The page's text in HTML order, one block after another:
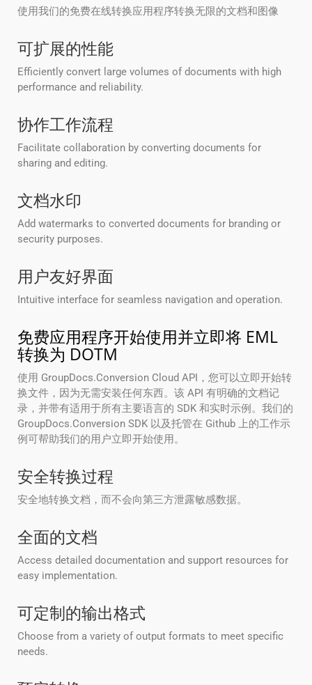
使用我们的免费在线转换应用程序转换无限的文档和图像
可扩展的性能
Efficiently convert large volumes of documents with high
performance and reliability.
协作工作流程
Facilitate collaboration by converting documents for
sharing and editing.
文档水印
Add watermarks to converted documents for branding or
security purposes.
用户友好界面
Intuitive interface for seamless navigation and operation.
免费应用程序开始使用并立即将 EML
转换为 DOTM
使用 GroupDocs.Conversion Cloud API，您可以立即开始转
换文件，因为无需安装任何东西。该 API 有明确的文档记
录，并带有适用于所有主要语言的 SDK 和实时示例。我们的
GroupDocs.Conversion SDK 以及托管在 Github 上的工作示
例可帮助我们的用户立即开始使用。
安全转换过程
安全地转换文档，而不会向第三方泄露敏感数据。
全面的文档
Access detailed documentation and support resources for
easy implementation.
可定制的输出格式
Choose from a variety of output formats to meet specific
needs.